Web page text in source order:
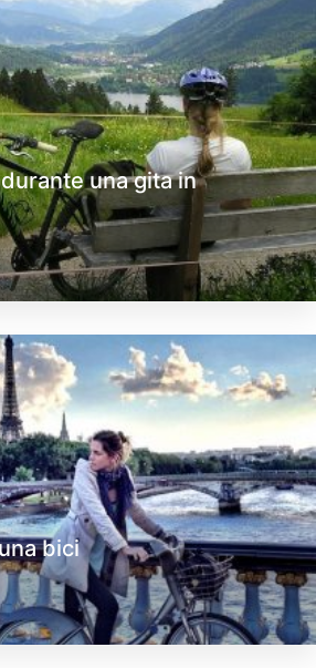
una gita in
bici